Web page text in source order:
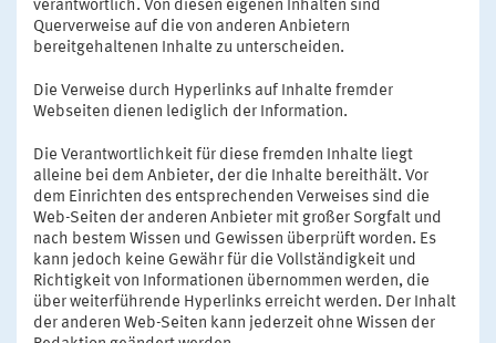
verantwortlich. Von diesen eigenen Inhalten sind
Querverweise auf die von anderen Anbietern
bereitgehaltenen Inhalte zu unterscheiden.
Die Verweise durch Hyperlinks auf Inhalte fremder
Webseiten dienen lediglich der Information.
Die Verantwortlichkeit für diese fremden Inhalte liegt
alleine bei dem Anbieter, der die Inhalte bereithält. Vor
dem Einrichten des entsprechenden Verweises sind die
Web-Seiten der anderen Anbieter mit großer Sorgfalt und
nach bestem Wissen und Gewissen überprüft worden. Es
kann jedoch keine Gewähr für die Vollständigkeit und
Richtigkeit von Informationen übernommen werden, die
über weiterführende Hyperlinks erreicht werden. Der Inhalt
der anderen Web-Seiten kann jederzeit ohne Wissen der